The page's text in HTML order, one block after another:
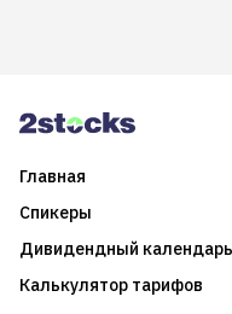
Главная
Спикеры
Дивидендный календарь
Калькулятор тарифов